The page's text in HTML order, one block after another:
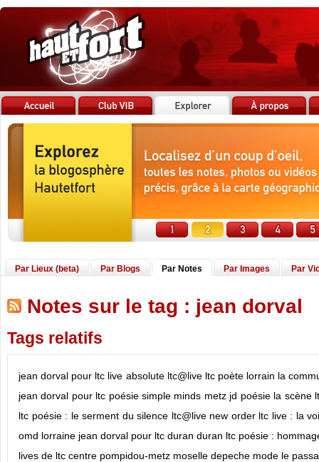
Par Lieux (beta) Par Blogs Par Notes Par Images Par
Notes sur le tag : jean dorval
Tags relatifs
jean dorval pour ltc live absolute ltc@live ltc poète lorrain la
jean dorval pour ltc poésie simple minds metz jd poésie la scène
ltc poésie : le serment du silence ltc@live new order ltc live : la
omd lorraine jean dorval pour ltc duran duran ltc poésie :
lives de ltc centre pompidou-metz moselle depeche mode le